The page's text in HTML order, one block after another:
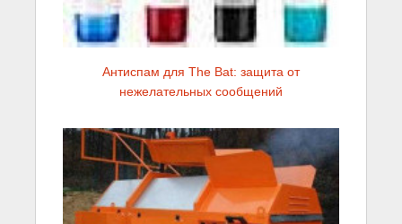
Антиспам для The Bat: защита от
нежелательных сообщений